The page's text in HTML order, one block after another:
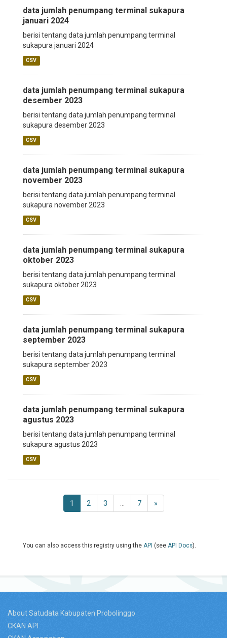
data jumlah penumpang terminal sukapura
januari 2024
berisi tentang data jumlah penumpang terminal
sukapura januari 2024
CSV
data jumlah penumpang terminal sukapura
desember 2023
berisi tentang data jumlah penumpang terminal
sukapura desember 2023
CSV
data jumlah penumpang terminal sukapura
november 2023
berisi tentang data jumlah penumpang terminal
sukapura november 2023
CSV
data jumlah penumpang terminal sukapura
oktober 2023
berisi tentang data jumlah penumpang terminal
sukapura oktober 2023
CSV
data jumlah penumpang terminal sukapura
september 2023
berisi tentang data jumlah penumpang terminal
sukapura september 2023
CSV
data jumlah penumpang terminal sukapura
agustus 2023
berisi tentang data jumlah penumpang terminal
sukapura agustus 2023
CSV
1 2 3 ... 7 »
You can also access this registry using the API (see API Docs).
About Satudata Kabupaten Probolinggo
CKAN API